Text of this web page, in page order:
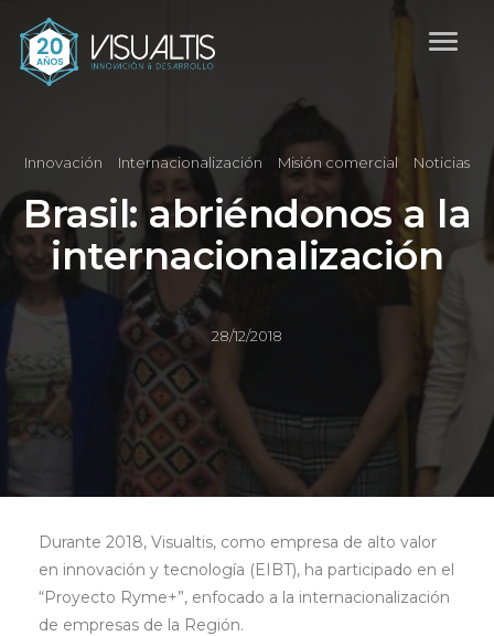
Innovación Internacionalización Misión comercial Noticias
Brasil: abriéndonos a la
internacionalización
28/12/2018
Durante 2018, Visualtis, como empresa de alto valor
en innovación y tecnología (EIBT), ha participado en el
“Proyecto Ryme+”, enfocado a la internacionalización
de empresas de la Región.